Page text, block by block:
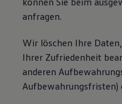
anfragen.
Wir löschen Ihre
Ihrer Zufriedenheit
anderen
Aufbewahrungsfristen)